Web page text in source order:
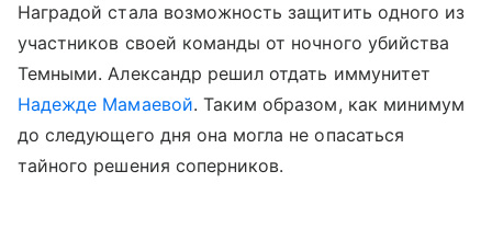
Наградой стала возможность защитить одного из
участников своей команды от ночного убийства
Темными. Александр решил отдать иммунитет
Надежде Мамаевой. Таким образом, как минимум
до следующего дня она могла не опасаться
тайного решения соперников.